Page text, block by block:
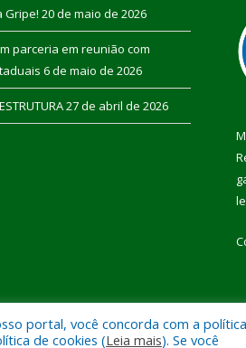
Gripe! 20 de maio de 2026
parceria em reunião com
6 de maio de 2026
27 de abril de 2026
Mapa do Site
portal, você concorda com a
de cookies (Leia mais). Se você